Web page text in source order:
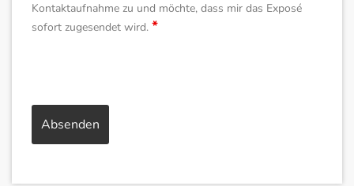
Kontaktaufnahme zu und möchte, dass mir das Exposé
sofort zugesendet wird.*